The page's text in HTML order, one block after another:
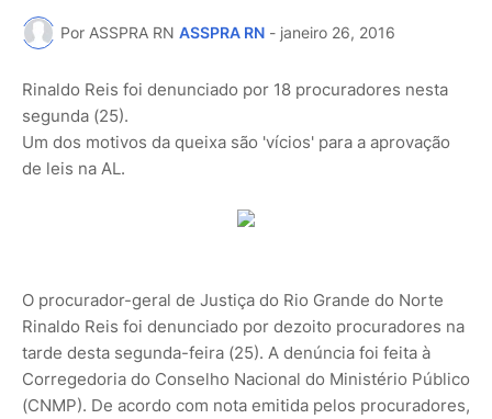
Por ASSPRA RN ASSPRA RN - janeiro 26, 2016
Rinaldo Reis foi denunciado por 18 procuradores nesta
segunda (25).
Um dos motivos da queixa são 'vícios' para a aprovação
de leis na AL.
O procurador-geral de Justiça do Rio Grande do Norte
Rinaldo Reis foi denunciado por dezoito procuradores na
tarde desta segunda-feira (25). A denúncia foi feita à
Corregedoria do Conselho Nacional do Ministério Público
(CNMP). De acordo com nota emitida pelos procuradores,